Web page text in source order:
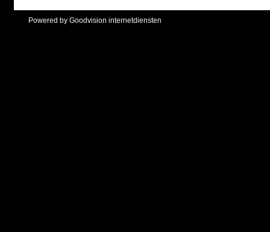
Powered by Goodvision internetdiensten